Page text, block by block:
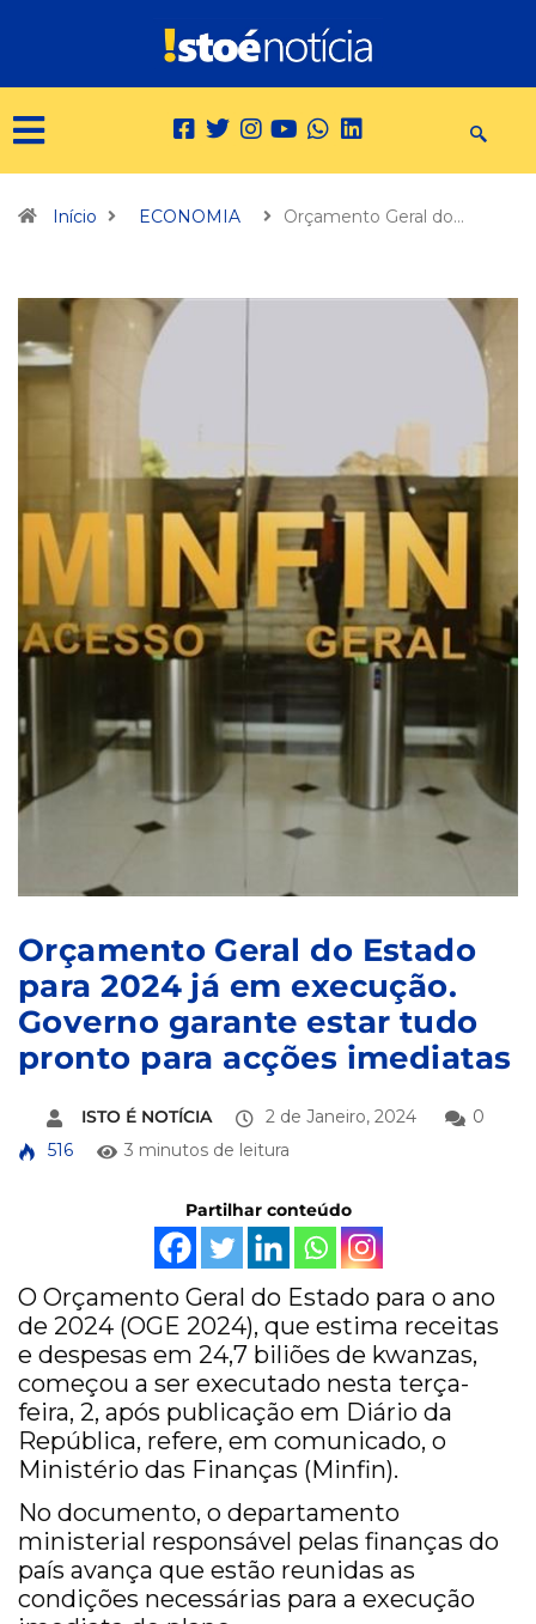
Início ECONOMIA Orçamento Geral do…
Orçamento Geral do Estado
para 2024 já em execução.
Governo garante estar tudo
pronto para acções imediatas
ISTO É NOTÍCIA 2 de Janeiro, 2024
0
516
3 minutos de leitura
Partilhar conteúdo
O Orçamento Geral do Estado para o ano
de 2024 (OGE 2024), que estima receitas
e despesas em 24,7 biliões de kwanzas,
começou a ser executado nesta terça-
feira, 2, após publicação em Diário da
República, refere, em comunicado, o
Ministério das Finanças (Minfin).
No documento, o departamento
ministerial responsável pelas finanças do
país avança que estão reunidas as
condições necessárias para a execução